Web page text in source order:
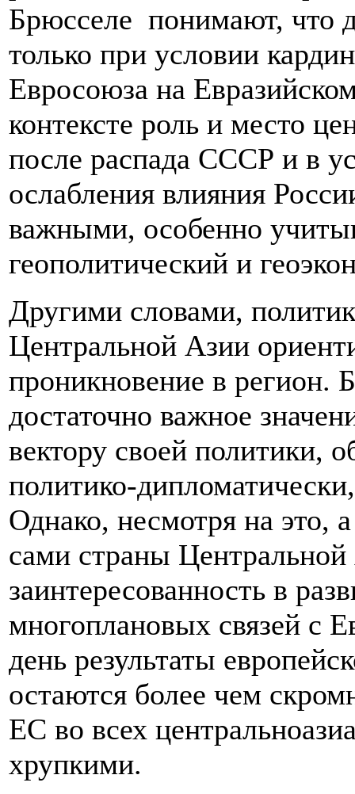
Брюсселе понимают, что
только при условии
Евросоюза на
контексте роль и место
после распада СССР и в
ослабления влияния
важными, особенно
геополитический и
Другими словами,
Центральной Азии
проникновение в регион.
достаточно важное
вектору своей политики,
политико-
Однако, несмотря на это,
сами страны
заинтересованность в
многоплановых связей с
день результаты
остаются более чем
ЕС во всех
хрупкими.